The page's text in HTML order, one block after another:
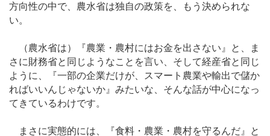
方向性の中で、農水省は独自の政策を、もう決められな
い。
（農水省は）『農業・農村にはお金を出さない』と、ま
さに財務省と同じようなことを言い、そして経産省と同じ
ように、『一部の企業だけが、スマート農業や輸出で儲か
ればいいんじゃないか』みたいな、そんな話が中心になっ
てきているわけです。
まさに実態的には、『食料・農業・農村を守るんだ』と